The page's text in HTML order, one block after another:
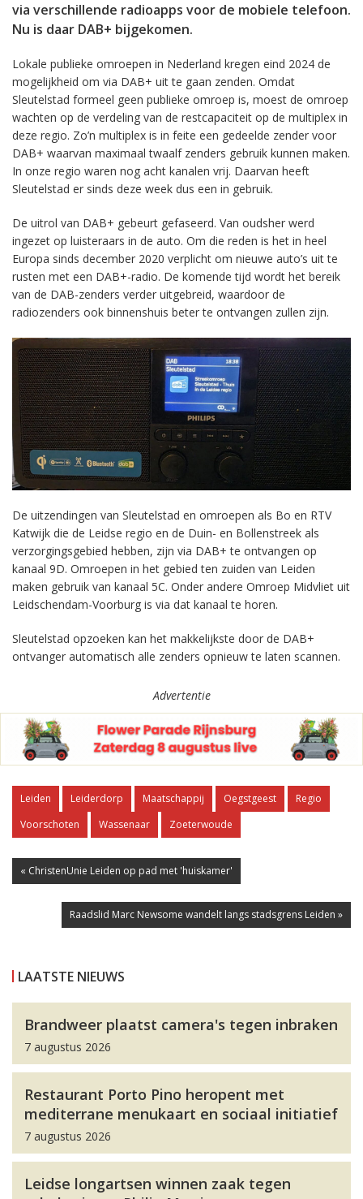
via verschillende radioapps voor de mobiele telefoon.
Nu is daar DAB+ bijgekomen.
Lokale publieke omroepen in Nederland kregen eind 2024 de
mogelijkheid om via DAB+ uit te gaan zenden. Omdat
Sleutelstad formeel geen publieke omroep is, moest de omroep
wachten op de verdeling van de restcapaciteit op de multiplex in
deze regio. Zo’n multiplex is in feite een gedeelde zender voor
DAB+ waarvan maximaal twaalf zenders gebruik kunnen maken.
In onze regio waren nog acht kanalen vrij. Daarvan heeft
Sleutelstad er sinds deze week dus een in gebruik.
De uitrol van DAB+ gebeurt gefaseerd. Van oudsher werd
ingezet op luisteraars in de auto. Om die reden is het in heel
Europa sinds december 2020 verplicht om nieuwe auto’s uit te
rusten met een DAB+-radio. De komende tijd wordt het bereik
van de DAB-zenders verder uitgebreid, waardoor de
radiozenders ook binnenshuis beter te ontvangen zullen zijn.
De uitzendingen van Sleutelstad en omroepen als Bo en RTV
Katwijk die de Leidse regio en de Duin- en Bollenstreek als
verzorgingsgebied hebben, zijn via DAB+ te ontvangen op
kanaal 9D. Omroepen in het gebied ten zuiden van Leiden
maken gebruik van kanaal 5C. Onder andere Omroep Midvliet uit
Leidschendam-Voorburg is via dat kanaal te horen.
Sleutelstad opzoeken kan het makkelijkste door de DAB+
ontvanger automatisch alle zenders opnieuw te laten scannen.
Advertentie
Leiden Leiderdorp Maatschappij Oegstgeest
Regio
Voorschoten
Wassenaar Zoeterwoude
« ChristenUnie Leiden op pad met 'huiskamer'
Raadslid Marc Newsome wandelt langs stadsgrens Leiden »
LAATSTE NIEUWS
Brandweer plaatst camera's tegen inbraken
7 augustus 2026
Restaurant Porto Pino heropent met
mediterrane menukaart en sociaal initiatief
7 augustus 2026
Leidse longartsen winnen zaak tegen